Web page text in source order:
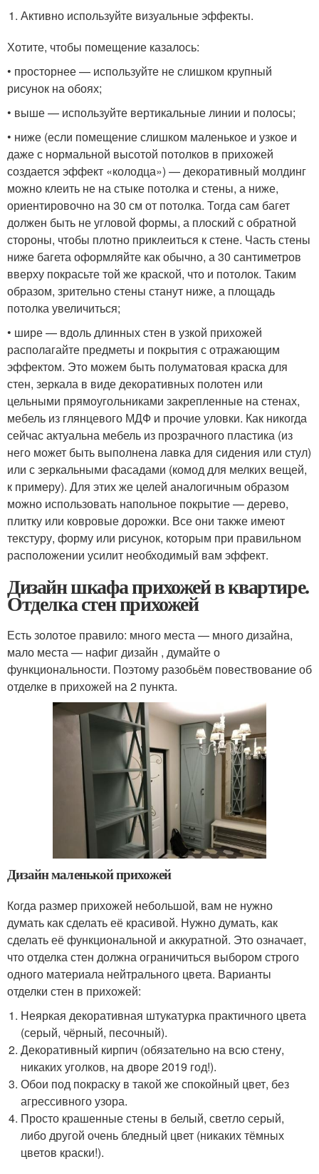
Активно используйте визуальные эффекты.
Хотите, чтобы помещение казалось:
• просторнее — используйте не слишком крупный
рисунок на обоях;
• выше — используйте вертикальные линии и полосы;
• ниже (если помещение слишком маленькое и узкое и
даже с нормальной высотой потолков в прихожей
создается эффект «колодца») — декоративный молдинг
можно клеить не на стыке потолка и стены, а ниже,
ориентировочно на 30 см от потолка. Тогда сам багет
должен быть не угловой формы, а плоский с обратной
стороны, чтобы плотно приклеиться к стене. Часть стены
ниже багета оформляйте как обычно, а 30 сантиметров
вверху покрасьте той же краской, что и потолок. Таким
образом, зрительно стены станут ниже, а площадь
потолка увеличиться;
• шире — вдоль длинных стен в узкой прихожей
располагайте предметы и покрытия с отражающим
эффектом. Это можем быть полуматовая краска для
стен, зеркала в виде декоративных полотен или
цельными прямоугольниками закрепленные на стенах,
мебель из глянцевого МДФ и прочие уловки. Как никогда
сейчас актуальна мебель из прозрачного пластика (из
него может быть выполнена лавка для сидения или стул)
или с зеркальными фасадами (комод для мелких вещей,
к примеру). Для этих же целей аналогичным образом
можно использовать напольное покрытие — дерево,
плитку или ковровые дорожки. Все они также имеют
текстуру, форму или рисунок, которым при правильном
расположении усилит необходимый вам эффект.
Дизайн шкафа прихожей в квартире.
Отделка стен прихожей
Есть золотое правило: много места — много дизайна,
мало места — нафиг дизайн , думайте о
функциональности. Поэтому разобьём повествование об
отделке в прихожей на 2 пункта.
Дизайн маленькой прихожей
Когда размер прихожей небольшой, вам не нужно
думать как сделать её красивой. Нужно думать, как
сделать её функциональной и аккуратной. Это означает,
что отделка стен должна ограничиться выбором строго
одного материала нейтрального цвета. Варианты
отделки стен в прихожей:
Неяркая декоративная штукатурка практичного цвета
(серый, чёрный, песочный).
Декоративный кирпич (обязательно на всю стену,
никаких уголков, на дворе 2019 год!).
Обои под покраску в такой же спокойный цвет, без
агрессивного узора.
Просто крашенные стены в белый, светло серый,
либо другой очень бледный цвет (никаких тёмных
цветов краски!).